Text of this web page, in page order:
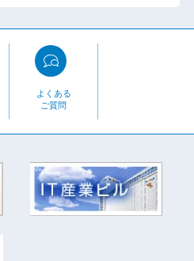
よくある
ご質問